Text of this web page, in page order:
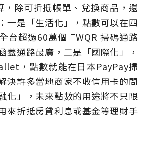
，除可折抵帳單、兌換商品，還
一是「生活化」，點數可以在四
台超過60萬個 TWQR 掃碼通路
蓋通路最廣，二是「國際化」，
，點數就能在日本PayPay掃
決許多當地商家不收信用卡的問
化」，未來點數的用途將不只限
來折抵房貸利息或基金等理財手